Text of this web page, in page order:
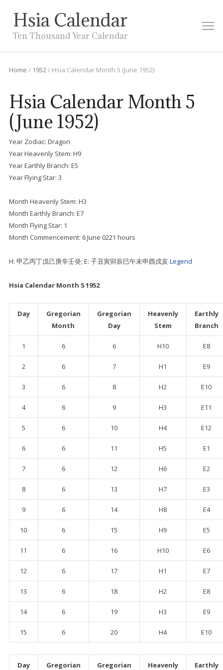
Hsia Calendar
Ten Thousand Year Calendar
Home / 1952/ Hsia Calendar Month 5 (June 1952)
Hsia Calendar Month 5
(June 1952)
Year Zodiac: Dragon
Year Heavenly Stem: H9
Year Earthly Branch: E5
Year Flying Star: 3
Month Heavenly Stem: H3
Month Earthly Branch: E7
Month Flying Star: 1
Month Commencement: 6 June 0221 hours
H: 甲乙丙丁戊己庚辛壬癸; E: 子丑寅卯辰巳午未申酉戌亥Legend
Hsia Calendar Month 5 1952
Day
Gregorian
Month
Gregorian
Day
Heavenly
Stem
Earthly
Branch
1 6 6 H10 E8
2 6 7 H1 E9
3 6 8 H2 E10
4 6 9 H3 E11
5 6 10 H4 E12
6 6 11 H5 E1
7 6 12 H6 E2
8 6 13 H7 E3
9 6 14 H8 E4
10 6 15 H9 E5
11 6 16 H10 E6
12 6 17 H1 E7
13 6 18 H2 E8
14 6 19 H3 E9
15 6 20 H4 E10
Day
Gregorian
Gregorian
Heavenly
Earthly